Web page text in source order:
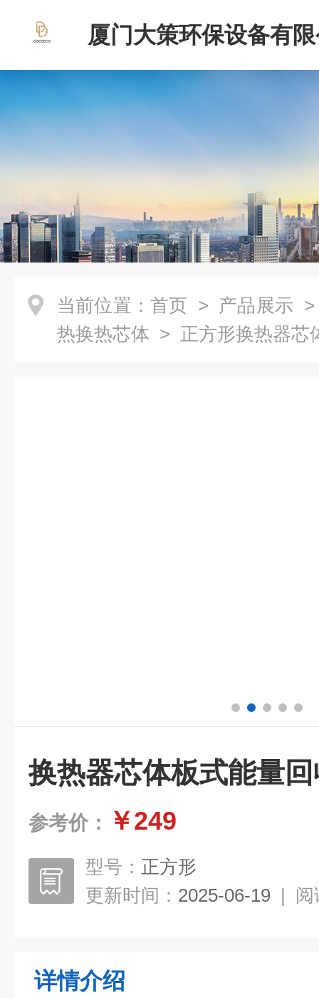
厦门大策环保设备有
当前位置： 首页 > 产品展示
热换热芯体 > 正方形换热器芯
换热器芯体板式能量
参考价： ￥249
型号： 正方形
更新时间： 2025-06-19 | 阅
详情介绍